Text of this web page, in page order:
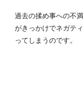
過去の揉め事への不
がきっかけでネガテ
ってしまうのです。